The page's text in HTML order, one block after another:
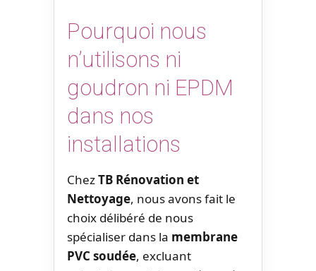
Pourquoi nous
n’utilisons ni
goudron ni EPDM
dans nos
installations
ChezTB Rénovation et
Nettoyage, nous avons fait le
choix délibéré de nous
spécialiser dans la membrane
PVC soudée, excluant